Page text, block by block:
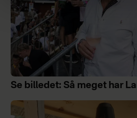
Se billedet: Så meget har